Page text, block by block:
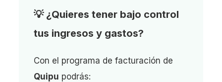
💡 ¿Quieres tener bajo control
tus ingresos y gastos?
Con el programa de facturación de
Quipu podrás: